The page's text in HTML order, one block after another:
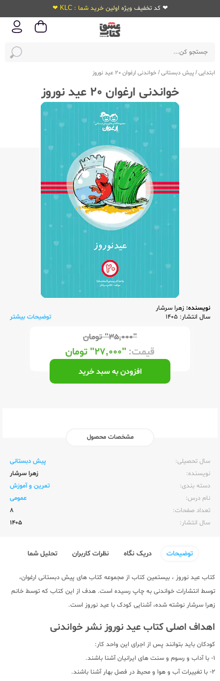
❤ کد تخفیف ویژه اولین خرید شما : KLC ❤
ابتدایی/پیش دبستانی/ خواندنی ارغوان 20 عید نوروز
خواندنی ارغوان 20 عید نوروز
نویسنده: زهرا سرشار
سال انتشار: 1405
توضیحات بیشتر
"۳۵,۰۰۰" تومان
قیمت: "۲۷,۰۰۰" تومان
افزودن به سبد خرید
مشخصات محصول
سال تحصیلی:‌
پیش دبستانی
نویسنده:‌
زهرا سرشار
دسته بندی:
تمرین و آموزش
نام درس:
عمومی
تعداد صفحات:‌
8
سال انتشار:‌
1405
توضیحات دریک نگاه نظرات کاربران تحلیل شما
کتاب عید نوروز ، بیستمین کتاب از مجموعه کتاب های پیش دبستانی ارغوان،
توسط انتشارات خواندنی به چاپ رسیده است. هدف از این کتاب که توسط خانم
زهرا سرشار نوشته شده، آشنایی کودک با عید نوروز است.
اهداف اصلی کتاب عید نوروز نشر خواندنی
کودکان باید بتوانند پس از اجرای این واحد کار:
1- با آداب و رسوم و سنت های ایرانیان آشنا باشند.
2- با تغییرات آب و هوا و محیط در فصل بهار آشنا باشند.